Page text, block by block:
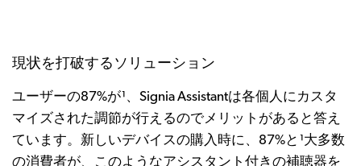
現状を打破するソリューション
ユーザーの87%が¹、Signia Assistantは各個人にカスタ
マイズされた調節が行えるのでメリットがあると答え
ています。新しいデバイスの購入時に、87%と¹大多数
の消費者が、このようなアシスタント付きの補聴器を